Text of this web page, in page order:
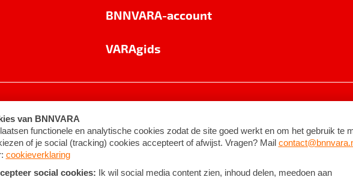
BNNVARA-account
VARAgids
Algemene voorwaarden ©2026BNNVARA